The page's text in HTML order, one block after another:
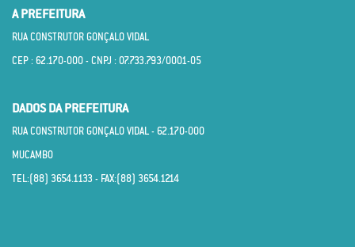
A PREFEITURA
RUA CONSTRUTOR GONÇALO VIDAL
CEP : 62.170­-000 - CNPJ : 07.733.793/0001­-05
DADOS DA PREFEITURA
RUA CONSTRUTOR GONÇALO VIDAL - 62.170­-000
MUCAMBO
TEL:(88) 3654.1133 - FAX:(88) 3654.1214